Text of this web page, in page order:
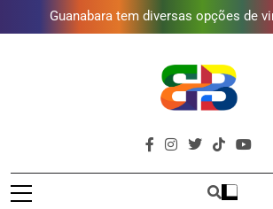
de água por ano na Baixada
Guanabara tem diversas opções de
presentear o seu pai. Descubra como
Gastro Samba reúne Nosso Sentimento
vinho em campanha de
Obra garante a preservação de 190
de água por ano na Baixada
Guanabara tem diversas opções de
presentear o seu pai. Descubra como
mais
Gastro Samba reúne Nosso Sentimento
Lins em Nova Iguaçu neste fim
Shopping Grande Rio sorteia MacBook
de água por ano na Baixada
Baixada